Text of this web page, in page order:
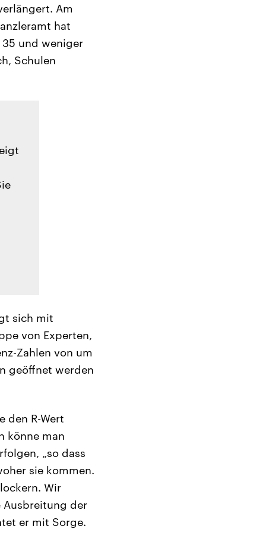
Am
hat
und weniger
Schulen
sich mit
von Experten,
Zahlen von um
geöffnet werden
den R-Wert
könne man
„so dass
sie kommen.
Wir
Ausbreitung der
er mit Sorge.